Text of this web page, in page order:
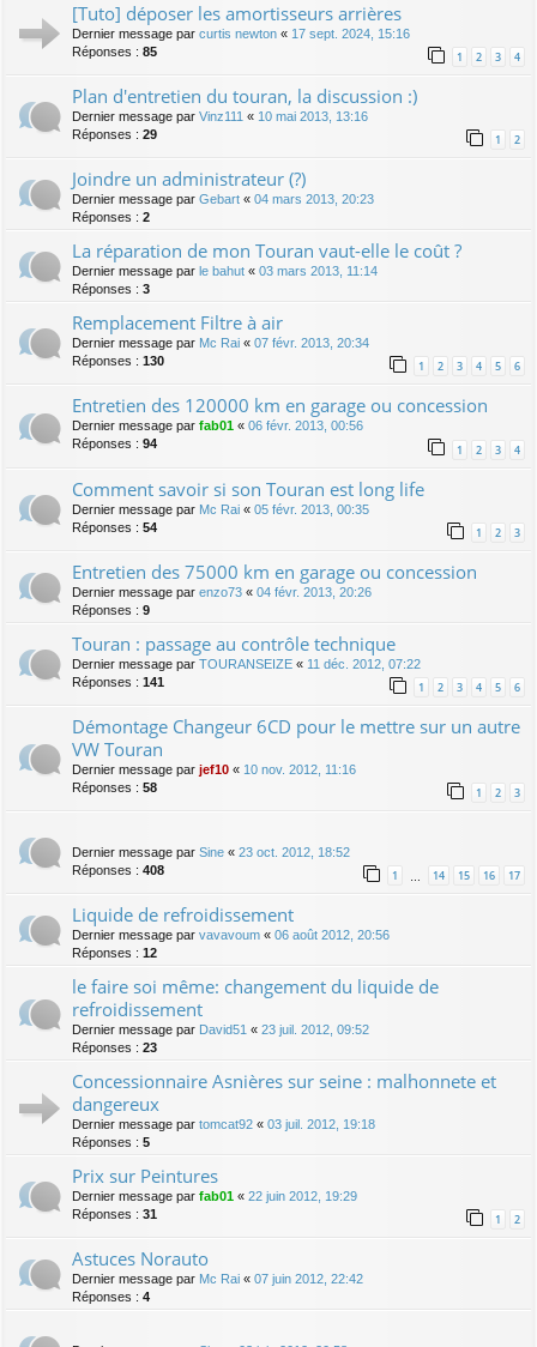
[Tuto] déposer les amortisseurs arrières
Dernier message par curtis newton « 17 sept. 2024, 15:16
Réponses : 85 1 2 3 4
Plan d'entretien du touran, la discussion :)
Dernier message par Vinz111 « 10 mai 2013, 13:16
Réponses : 29 1 2
Joindre un administrateur (?)
Dernier message par Gebart « 04 mars 2013, 20:23
Réponses : 2
La réparation de mon Touran vaut-elle le coût ?
Dernier message par le bahut « 03 mars 2013, 11:14
Réponses : 3
Remplacement Filtre à air
Dernier message par Mc Rai « 07 févr. 2013, 20:34
Réponses : 130 1 2 3 4 5 6
Entretien des 120000 km en garage ou concession
Dernier message par fab01 « 06 févr. 2013, 00:56
Réponses : 94 1 2 3 4
Comment savoir si son Touran est long life
Dernier message par Mc Rai « 05 févr. 2013, 00:35
Réponses : 54 1 2 3
Entretien des 75000 km en garage ou concession
Dernier message par enzo73 « 04 févr. 2013, 20:26
Réponses : 9
Touran : passage au contrôle technique
Dernier message par TOURANSEIZE « 11 déc. 2012, 07:22
Réponses : 141 1 2 3 4 5 6
Démontage Changeur 6CD pour le mettre sur un autre
VW Touran
Dernier message par jef10 « 10 nov. 2012, 11:16
Réponses : 58 1 2 3
Dernier message par Sine « 23 oct. 2012, 18:52
Réponses : 408 1 14 15 16 17
Liquide de refroidissement
Dernier message par vavavoum « 06 août 2012, 20:56
Réponses : 12
le faire soi même: changement du liquide de
refroidissement
Dernier message par David51 « 23 juil. 2012, 09:52
Réponses : 23
Concessionnaire Asnières sur seine : malhonnete et
dangereux
Dernier message par tomcat92 « 03 juil. 2012, 19:18
Réponses : 5
Prix sur Peintures
Dernier message par fab01 « 22 juin 2012, 19:29
Réponses : 31 1 2
Astuces Norauto
Dernier message par Mc Rai « 07 juin 2012, 22:42
Réponses : 4